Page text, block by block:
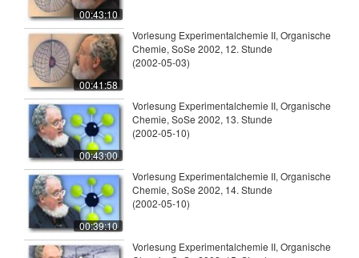
00:43:10
00:41:58
Vorlesung Experimentalchemie II, Organische
Chemie, SoSe 2002, 12. Stunde
(2002-05-03)
00:43:00
Vorlesung Experimentalchemie II, Organische
Chemie, SoSe 2002, 13. Stunde
(2002-05-10)
00:39:10
Vorlesung Experimentalchemie II, Organische
Chemie, SoSe 2002, 14. Stunde
(2002-05-10)
Vorlesung Experimentalchemie II, Organische